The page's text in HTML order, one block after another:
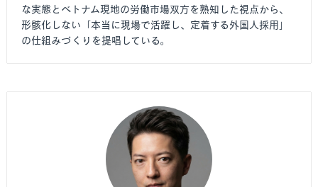
な実態とベトナム現地の労働市場双方を熟知した視点から、
形骸化しない「本当に現場で活躍し、定着する外国人採用」
の仕組みづくりを提唱している。